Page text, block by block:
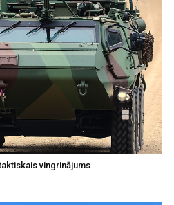
vingrinājums